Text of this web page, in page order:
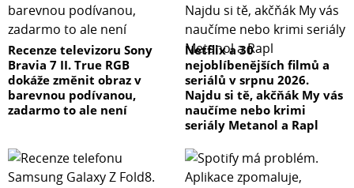
Recenze televizoru Sony
Bravia 7 II. True RGB
dokáže změnit obraz v
barevnou podívanou,
zadarmo to ale není
Netflix a 30
nejoblíbenějších filmů a
seriálů v srpnu 2026.
Najdu si tě, akčňák My vás
naučíme nebo krimi
seriály Metanol a Rapl